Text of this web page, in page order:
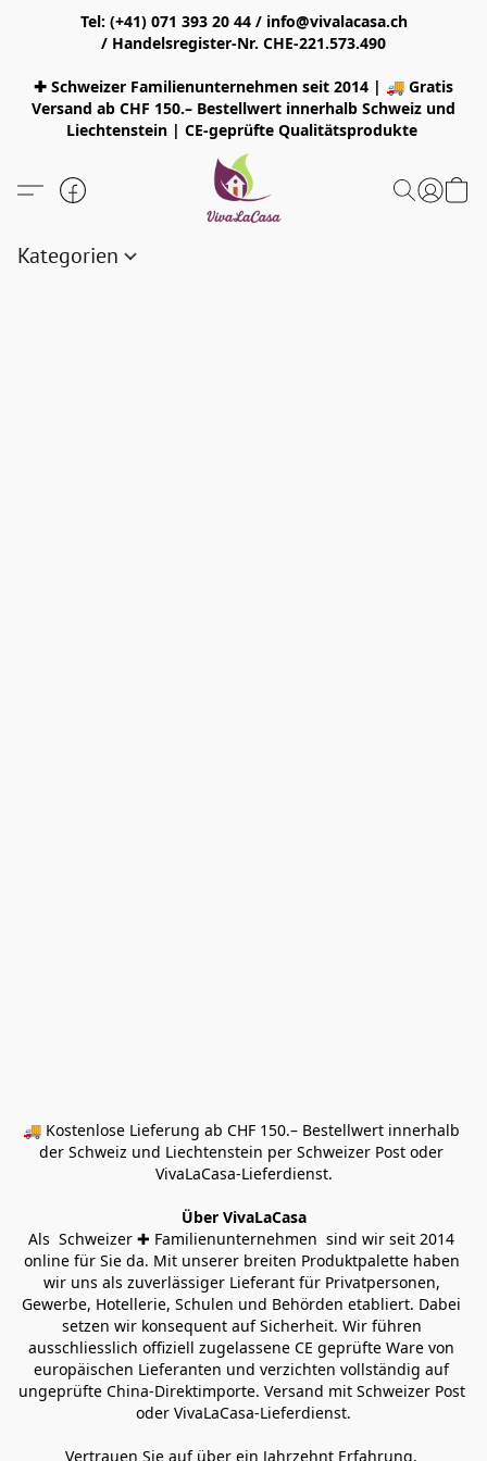
Tel: (+41) 071 393 20 44 / info@vivalacasa.ch
/ Handelsregister-Nr. CHE-221.573.490
✚ Schweizer Familienunternehmen seit 2014 | 🚚 Gratis
Versand ab CHF 150.– Bestellwert innerhalb Schweiz und
Liechtenstein | CE-geprüfte Qualitätsprodukte
Kategorien
🚚 Kostenlose Lieferung ab CHF 150.– Bestellwert innerhalb
der Schweiz und Liechtenstein per Schweizer Post oder
VivaLaCasa-Lieferdienst.
Über VivaLaCasa
Als  Schweizer ✚ Familienunternehmen  sind wir seit 2014
online für Sie da. Mit unserer breiten Produktpalette haben
wir uns als zuverlässiger Lieferant für Privatpersonen,
Gewerbe, Hotellerie, Schulen und Behörden etabliert. Dabei
setzen wir konsequent auf Sicherheit. Wir führen
ausschliesslich offiziell zugelassene CE geprüfte Ware von
europäischen Lieferanten und verzichten vollständig auf
ungeprüfte China-Direktimporte. Versand mit Schweizer Post
oder VivaLaCasa-Lieferdienst.
Vertrauen Sie auf über ein Jahrzehnt Erfahrung,